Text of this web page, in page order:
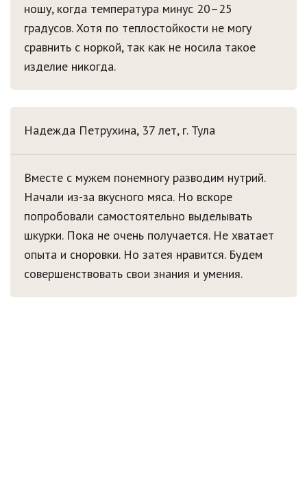
ношу, когда температура минус 20–25
градусов. Хотя по теплостойкости не могу
сравнить с норкой, так как не носила такое
изделие никогда.
Надежда Петрухина, 37 лет, г. Тула
Вместе с мужем понемногу разводим нутрий.
Начали из-за вкусного мяса. Но вскоре
попробовали самостоятельно выделывать
шкурки. Пока не очень получается. Не хватает
опыта и сноровки. Но затея нравится. Будем
совершенствовать свои знания и умения.